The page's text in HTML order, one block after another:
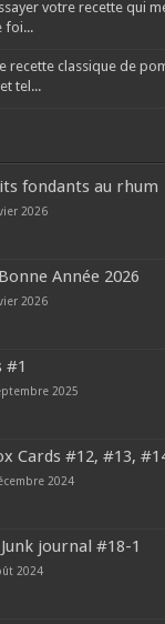
votre recette qui
foi...
recette classique de
tel...
fondants au rhum
2026
Année 2026
2026
#1
2025
Cards #12, #13,
2024
journal #18-1
2024